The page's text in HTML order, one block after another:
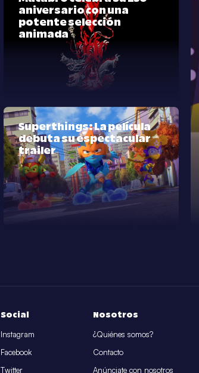
aniversario con una
potente selección
animada
Superthings: La película
debuta su espectacular
trailer
Social
Instagram
Facebook
Twitter
Nosotros
¿Quiénes somos?
Contacto
Anúnciate con nosotros